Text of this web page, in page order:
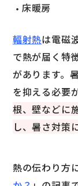
床暖房
輻射熱は電磁
で熱が届く特
があります。
を抑える必要
根、壁などに
し、暑さ対策
熱の伝わり方